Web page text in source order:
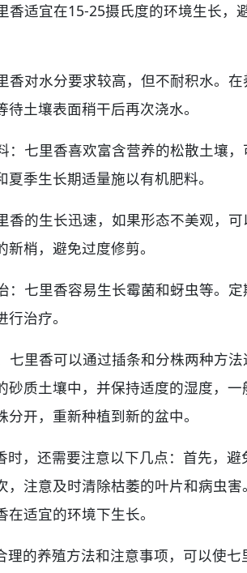
香适宜在15-25摄氏度的环境生长，
香对水分要求较高，但不耐积水。
土壤表面稍干后再次浇水。
：七里香喜欢富含营养的松散土壤
季生长期适量施以有机肥料。
香的生长迅速，如果形态不美观，
梢，避免过度修剪。
：七里香容易生长霉菌和蚜虫等。
治疗。
七里香可以通过插条和分株两种方
砂质土壤中，并保持适度的湿度，
开，重新种植到新的盆中。
时，还需要注意以下几点：首先，
，注意及时清除枯萎的叶片和病虫
适宜的环境下生长。
理的养殖方法和注意事项，可以使